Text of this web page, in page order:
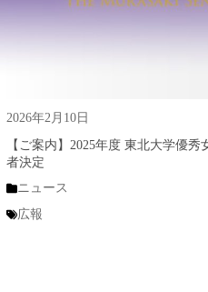
2026年2月10日
【ご案内】2025年度 東北大学優
者決定
ニュース
広報